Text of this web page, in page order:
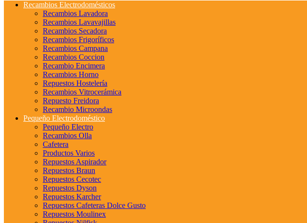
Recambios Electrodomésticos
Recambios Lavadora
Recambios Lavavajillas
Recambios Secadora
Recambios Frigoríficos
Recambios Campana
Recambios Coccion
Recambio Encimera
Recambios Horno
Repuestos Hostelería
Recambios Vitrocerámica
Repuesto Freidora
Recambio Microondas
Pequeño Electrodoméstico
Pequeño Electro
Recambios Olla
Cafetera
Productos Varios
Repuestos Aspirador
Repuestos Braun
Repuestos Cecotec
Repuestos Dyson
Repuestos Karcher
Repuestos Cafeteras Dolce Gusto
Repuestos Moulinex